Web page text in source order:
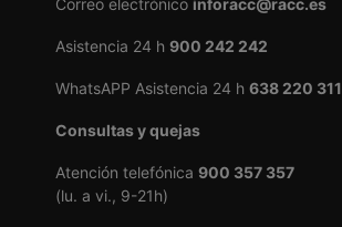
Correo electrónico inforacc@racc.es
Asistencia 24 h 900 242 242
WhatsAPP Asistencia 24 h 638 220 311
Consultas y quejas
Atención telefónica 900 357 357
(lu. a vi., 9-21h)